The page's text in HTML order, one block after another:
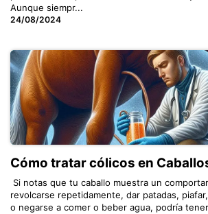
Aunque siempr...
24/08/2024
Cómo tratar cólicos en
Si notas que tu caballo muestra un
revolcarse repetidamente, dar patadas,
o negarse a comer o beber agua, podría